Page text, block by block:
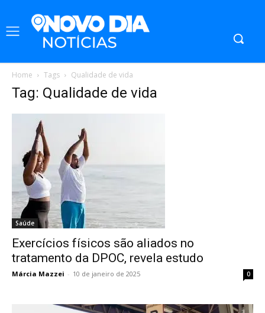
Home Tags Qualidade de vida
Tag: Qualidade de vida
Saúde
Exercícios físicos são aliados no
tratamento da DPOC, revela estudo
Márcia Mazzei - 10 de janeiro de 2025 0